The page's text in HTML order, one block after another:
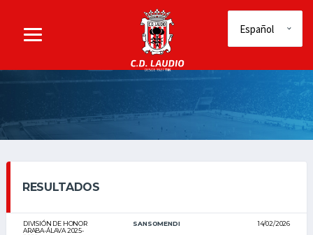
RESULTADOS
DIVISIÓN DE HONOR
ARABA-ÁLAVA 2025-
SANSOMENDI 14/02/2026